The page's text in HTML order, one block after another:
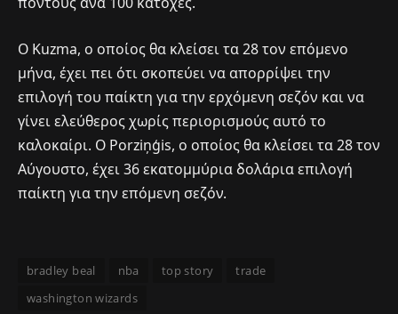
Ο Kuzma, ο οποίος θα κλείσει τα 28 τον επόμενο
μήνα, έχει πει ότι σκοπεύει να απορρίψει την
επιλογή του παίκτη για την ερχόμενη σεζόν και να
γίνει ελεύθερος χωρίς περιορισμούς αυτό το
καλοκαίρι. Ο Porziņģis, ο οποίος θα κλείσει τα 28 τον
Αύγουστο, έχει 36 εκατομμύρια δολάρια επιλογή
παίκτη για την επόμενη σεζόν.
bradley beal nba top story
trade
washington wizards